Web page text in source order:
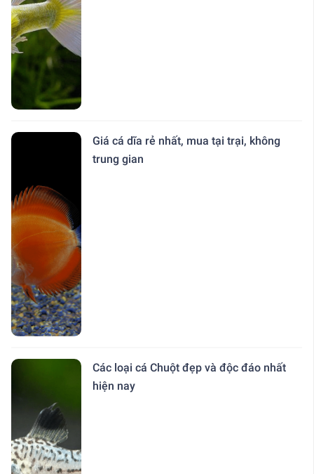
Giá cá dĩa rẻ nhất, mua tại trại, không
trung gian
Các loại cá Chuột đẹp và độc đáo nhất
hiện nay